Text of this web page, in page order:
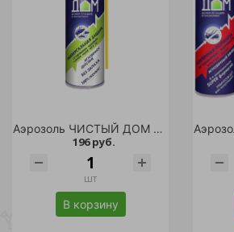
Аэрозоль ЧИСТЫЙ ДОМ от насекомых 150мл/24/72
196 руб.
шт
В корзину